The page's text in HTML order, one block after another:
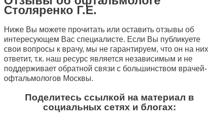
Столяренко Г.Е.
Ниже Вы можете прочитать или оставить отзывы об
интересующем Вас специалисте. Если Вы публикуете
свои вопросы к врачу, мы не гарантируем, что он на них
ответит, т.к. наш ресурс является независимым и не
поддерживает обратной связи с большинством врачей-
офтальмологов Москвы.
Поделитесь ссылкой на материал в
социальных сетях и блогах: